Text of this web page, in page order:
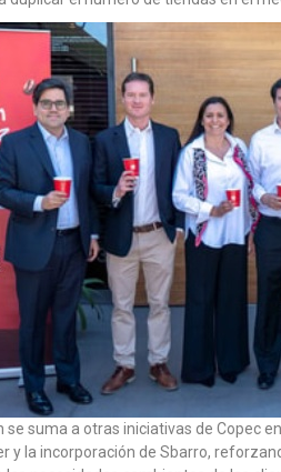
se suma a otras iniciativas de Copec
y la incorporación de Sbarro,